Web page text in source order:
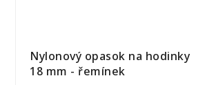
Nylonový opasok na hodinky
18 mm - řemínek